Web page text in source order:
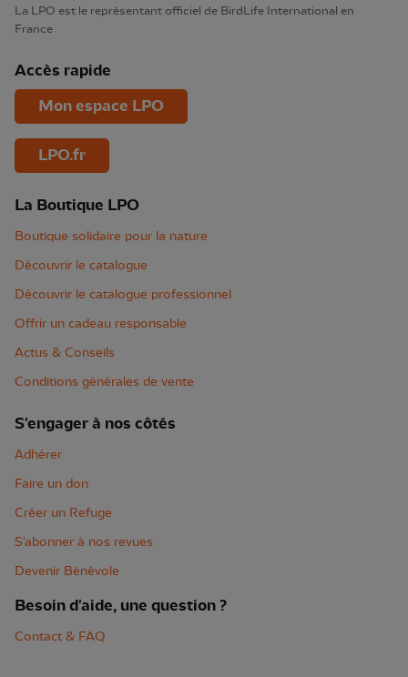
La LPO est le représentant officiel de BirdLife International en
France
Accès rapide
Mon espace LPO
LPO.fr
La Boutique LPO
Boutique solidaire pour la nature
Découvrir le catalogue
Découvrir le catalogue professionnel
Offrir un cadeau responsable
Actus & Conseils
Conditions générales de vente
S'engager à nos côtés
Adhérer
Faire un don
Créer un Refuge
S'abonner à nos revues
Devenir Bénévole
Besoin d'aide, une question ?
Contact & FAQ